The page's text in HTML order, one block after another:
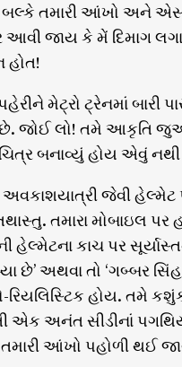
બલ્કે તમારી આંખો અને
જાય કે મેં દિમાગ
હોત!
મેટ્રો ટ્રેનમાં બારી
જોઈ લો! તમે આકૃતિ
બનાવ્યું હોય એવું નથી
જેવી
તમારા મોબાઇલ પર
કાચ પર
છે’ અથવા તો ‘ગબ્બર
રિયલિસ્ટિક હોય. તમે
એક અનંત સીડીનાં
આંખો પહોળી થઈ